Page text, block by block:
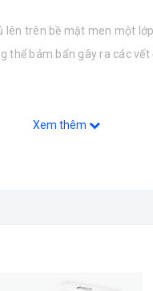
trên bề mặt men một
thể bám bẩn gây ra các
Xem thêm